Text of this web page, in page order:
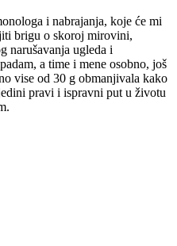
i nabrajanja, koje će mi
brigu o skoroj mirovini,
narušavanja ugleda i
a time i mene osobno, još
vise od 30 g obmanjivala kako
pravi i ispravni put u životu